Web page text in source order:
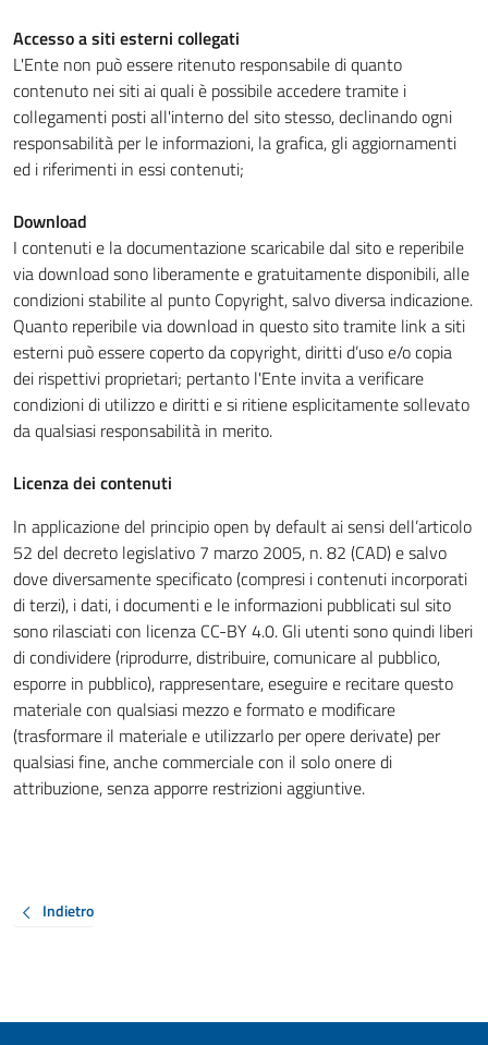
Accesso a siti esterni collegati
L'Ente non può essere ritenuto responsabile di quanto
contenuto nei siti ai quali è possibile accedere tramite i
collegamenti posti all'interno del sito stesso, declinando ogni
responsabilità per le informazioni, la grafica, gli aggiornamenti
ed i riferimenti in essi contenuti;
Download
I contenuti e la documentazione scaricabile dal sito e reperibile
via download sono liberamente e gratuitamente disponibili, alle
condizioni stabilite al punto Copyright, salvo diversa indicazione.
Quanto reperibile via download in questo sito tramite link a siti
esterni può essere coperto da copyright, diritti d’uso e/o copia
dei rispettivi proprietari; pertanto l'Ente invita a verificare
condizioni di utilizzo e diritti e si ritiene esplicitamente sollevato
da qualsiasi responsabilità in merito.
Licenza dei contenuti
In applicazione del principio open by default ai sensi dell’articolo
52 del decreto legislativo 7 marzo 2005, n. 82 (CAD) e salvo
dove diversamente specificato (compresi i contenuti incorporati
di terzi), i dati, i documenti e le informazioni pubblicati sul sito
sono rilasciati con licenza CC-BY 4.0. Gli utenti sono quindi liberi
di condividere (riprodurre, distribuire, comunicare al pubblico,
esporre in pubblico), rappresentare, eseguire e recitare questo
materiale con qualsiasi mezzo e formato e modificare
(trasformare il materiale e utilizzarlo per opere derivate) per
qualsiasi fine, anche commerciale con il solo onere di
attribuzione, senza apporre restrizioni aggiuntive.
Indietro